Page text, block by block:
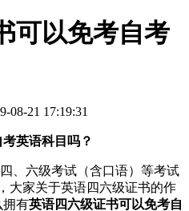
可以免考自考
08-21 17:19:31
英语科目吗？
、六级考试（含口语）等考试
大家关于英语四六级证书的作
拥有英语四六级证书可以免考自